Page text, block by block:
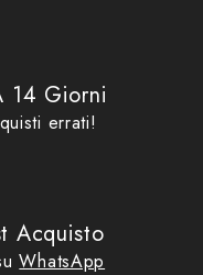
14 Giorni
errati!
Acquisto
WhatsApp